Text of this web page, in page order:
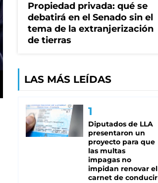
Propiedad privada: qué se
debatirá en el Senado sin el
tema de la extranjerización
de tierras
LAS MÁS LEÍDAS
Diputados de LLA
presentaron un
proyecto para que
las multas
impagas no
impidan renovar el
carnet de conducir